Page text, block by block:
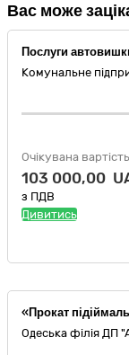
Вас може
Комунальне
Очікувана вартість
103 000,00
з ПДВ
Дивитись
Одеська філія ДП